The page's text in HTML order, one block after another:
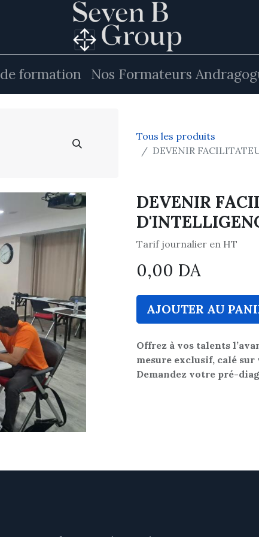
formation Nos Formateurs
Tous les produits
DEVENIR
DEVENIR
Tarif journalier en HT
0,00 DA
AJOUTER AU
Offrez à vos talents
mesure exclusif, calé
Demandez votre pré-